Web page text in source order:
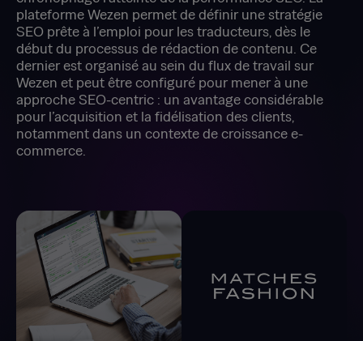
plateforme Wezen permet de définir une stratégie
SEO prête à l’emploi pour les traducteurs, dès le
début du processus de rédaction de contenu. Ce
dernier est organisé au sein du flux de travail sur
Wezen et peut être configuré pour mener à une
approche SEO-centric : un avantage considérable
pour l’acquisition et la fidélisation des clients,
notamment dans un contexte de croissance e-
commerce.